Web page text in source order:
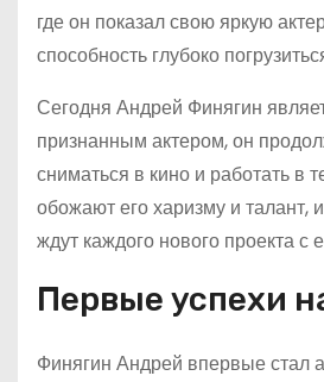
где он показал свою яркую
способность глубоко
Сегодня Андрей Финягин
признанным актером, он
сниматься в кино и работать в
обожают его харизму и талант,
ждут каждого нового проекта с
Первые успехи
Финягин Андрей впервые стал